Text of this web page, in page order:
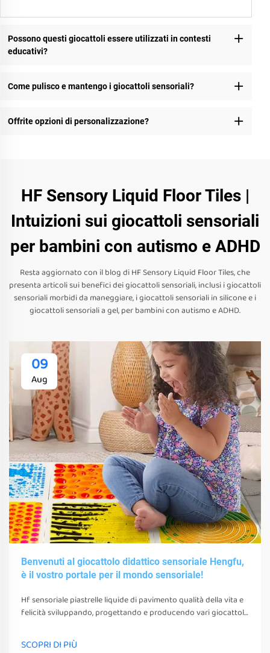
Possono questi giocattoli essere utilizzati in contesti
educativi?
Come pulisco e mantengo i giocattoli sensoriali?
Offrite opzioni di personalizzazione?
HF Sensory Liquid Floor Tiles |
Intuizioni sui giocattoli sensoriali
per bambini con autismo e ADHD
Resta aggiornato con il blog di HF Sensory Liquid Floor Tiles, che
presenta articoli sui benefici dei giocattoli sensoriali, inclusi i giocattoli
sensoriali morbidi da maneggiare, i giocattoli sensoriali in silicone e i
giocattoli sensoriali a gel, per bambini con autismo e ADHD.
09
Aug
Benvenuti al giocattolo didattico sensoriale Hengfu,
è il vostro portale per il mondo sensoriale!
Hf sensoriale piastrelle liquide di pavimento qualità della vita e
felicità sviluppando, progettando e producendo vari giocattoli
e attrezzature non possono solo stimolare i loro sensi
SCOPRI DI PIÙ